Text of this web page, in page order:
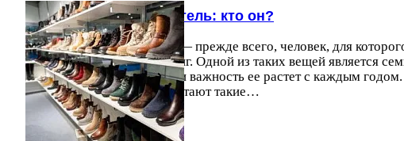
Современный покупатель: кто он?
Современный покупатель — прежде всего, человек, для
вещи поважнее, чем шопинг. Одной из таких вещей является
ценность самая значимая, и важность ее растет с каждым
большее значение приобретают такие…
02.11.2013 23791